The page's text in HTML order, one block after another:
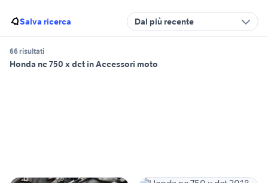
Salva ricerca Dal più recente
66 risultati
Honda nc 750 x dct in Accessori moto